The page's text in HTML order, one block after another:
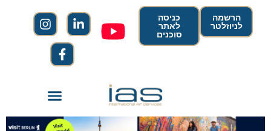
הרשמה
לניוזלטר
כניסה
לאתר
סוכנים